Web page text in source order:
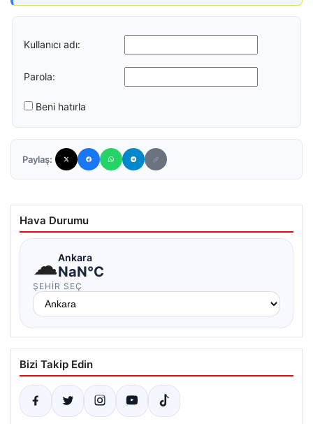
Kullanıcı adı:
Parola:
Beni hatırla
Paylaş:
Hava Durumu
☁Ankara
NaN°C
ŞEHIR SEÇ
Bizi Takip Edin